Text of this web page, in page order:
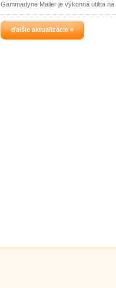
Gammadyne Mailer je výkonná utilita na
automatizáciu práce s elektronickou
poštou.
ďalšie aktualizácie »